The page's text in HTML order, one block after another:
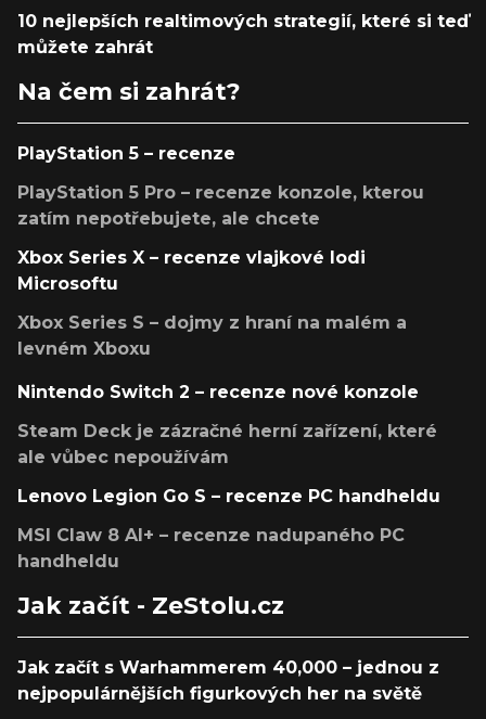
10 nejlepších realtimových strategií, které si teď
můžete zahrát
Na čem si zahrát?
PlayStation 5 – recenze
PlayStation 5 Pro – recenze konzole, kterou
zatím nepotřebujete, ale chcete
Xbox Series X – recenze vlajkové lodi
Microsoftu
Xbox Series S – dojmy z hraní na malém a
levném Xboxu
Nintendo Switch 2 – recenze nové konzole
Steam Deck je zázračné herní zařízení, které
ale vůbec nepoužívám
Lenovo Legion Go S – recenze PC handheldu
MSI Claw 8 AI+ – recenze nadupaného PC
handheldu
Jak začít - ZeStolu.cz
Jak začít s Warhammerem 40,000 – jednou z
nejpopulárnějších figurkových her na světě